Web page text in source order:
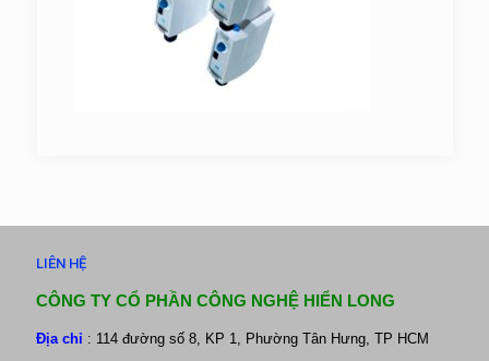
LIÊN HỆ
CÔNG TY CỔ PHẦN CÔNG NGHỆ HIỂN LONG
Địa chỉ : 114 đường số 8, KP 1, Phường Tân Hưng, TP HCM